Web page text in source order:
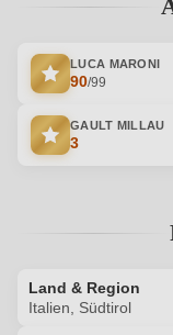
LUCA MARONI
90/99
GAULT MILLAU
3
Land & Region
Italien, Südtirol